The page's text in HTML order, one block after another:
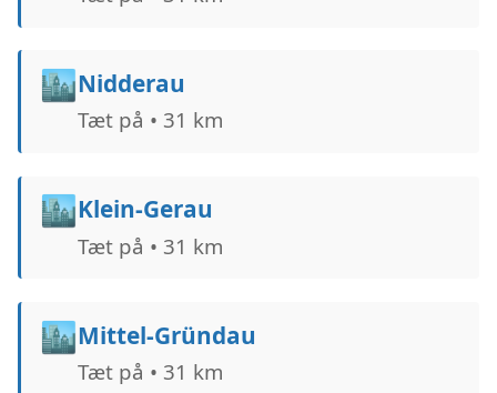
🏙️Nidderau
Tæt på • 31 km
🏙️Klein-Gerau
Tæt på • 31 km
🏙️Mittel-Gründau
Tæt på • 31 km